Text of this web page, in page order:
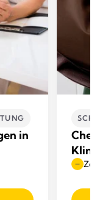
in
Zeit